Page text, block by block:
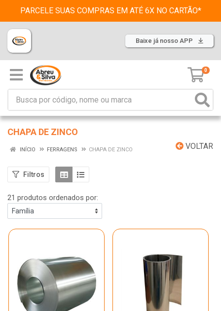
PARCELE SUAS COMPRAS EM ATÉ 6X NO CARTÃO*
Baixe já nosso APP
0
CHAPA DE ZINCO
VOLTAR
INÍCIO FERRAGENS CHAPA DE ZINCO
Filtros
21 produtos ordenados por: